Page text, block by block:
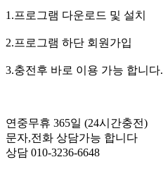
1.프로그램 다운로드 및 설치
2.프로그램 하단 회원가입
3.충전후 바로 이용 가능 합니다.
연중무휴 365일 (24시간충전)
문자,전화 상담가능 합니다
상담 010-3236-6648